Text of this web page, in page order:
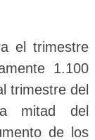
el trimestre
1.100
trimestre del
mitad del
de los